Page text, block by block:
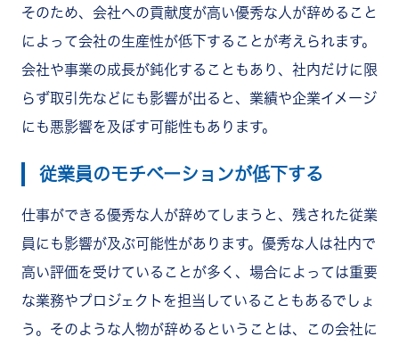
そのため、会社への貢献度が高い優秀な人が辞めること
によって会社の生産性が低下することが考えられます。
会社や事業の成長が鈍化することもあり、社内だけに限
らず取引先などにも影響が出ると、業績や企業イメージ
にも悪影響を及ぼす可能性もあります。
従業員のモチベーションが低下する
仕事ができる優秀な人が辞めてしまうと、残された従業
員にも影響が及ぶ可能性があります。優秀な人は社内で
高い評価を受けていることが多く、場合によっては重要
な業務やプロジェクトを担当していることもあるでしょ
う。そのような人物が辞めるということは、この会社に